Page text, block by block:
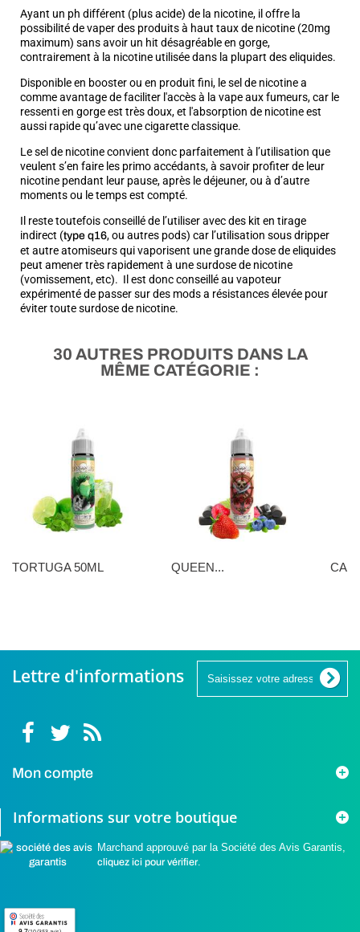
Ayant un ph différent (plus acide) de la nicotine, il offre la
possibilité de vaper des produits à haut taux de nicotine (20mg
maximum) sans avoir un hit désagréable en gorge,
contrairement à la nicotine utilisée dans la plupart des eliquides.
Disponible en booster ou en produit fini, le sel de nicotine a
comme avantage de faciliter l'accès à la vape aux fumeurs, car le
ressenti en gorge est très doux, et l'absorption de nicotine est
aussi rapide qu’avec une cigarette classique.
Le sel de nicotine convient donc parfaitement à l’utilisation que
veulent s’en faire les primo accédants, à savoir profiter de leur
nicotine pendant leur pause, après le déjeuner, ou à d’autre
moments ou le temps est compté.
Il reste toutefois conseillé de l’utiliser avec des kit en tirage
indirect (type q16, ou autres pods) car l’utilisation sous dripper
et autre atomiseurs qui vaporisent une grande dose de eliquides
peut amener très rapidement à une surdose de nicotine
(vomissement, etc). Il est donc conseillé au vapoteur
expérimenté de passer sur des mods a résistances élevée pour
éviter toute surdose de nicotine.
30 AUTRES PRODUITS DANS LA
MÊME CATÉGORIE :
TORTUGA 50ML QUEEN...
Lettre d'informations
Mon compte
Informations sur votre boutique
Marchand approuvé par la Société des Avis Garantis,
cliquez ici pour vérifier.